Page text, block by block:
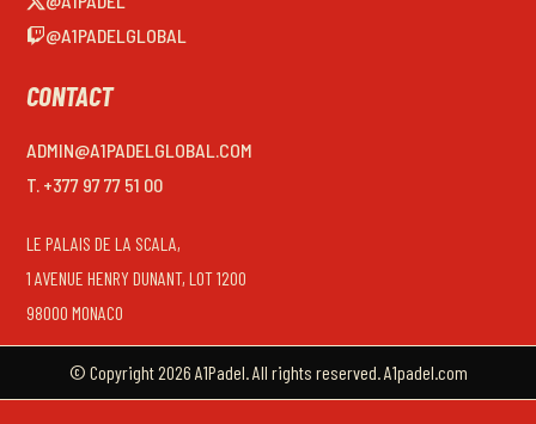
@A1PADELGLOBAL
CONTACT
ADMIN@A1PADELGLOBAL.COM
T. +377 97 77 51 00
LE PALAIS DE LA SCALA,
1 AVENUE HENRY DUNANT, LOT 1200
98000 MONACO
© Copyright 2026 A1Padel. All rights reserved. A1padel.com